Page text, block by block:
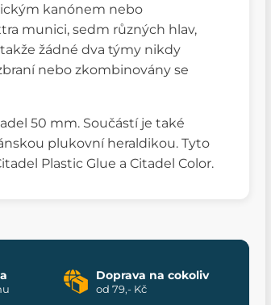
kanónem nebo
munici, sedm různých hlav,
žádné dva týmy nikdy
nebo zkombinovány se
50 mm. Součástí je také
plukovní heraldikou. Tyto
Plastic Glue a Citadel Color.
Doprava na cokoliv
od 79,- Kč